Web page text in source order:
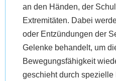
an den Händen, der
Extremitäten. Dabei
oder Entzündungen der
Gelenke behandelt, um
Bewegungsfähigkeit
geschieht durch spezielle